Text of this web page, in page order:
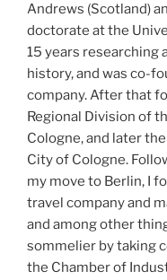
Andrews (Scotland)
doctorate at the
15 years researching
history, and was co-
company. After that
Regional Division of
Cologne, and later
City of Cologne.
my move to Berlin, I
travel company and
and among other
sommelier by taking
the Chamber of